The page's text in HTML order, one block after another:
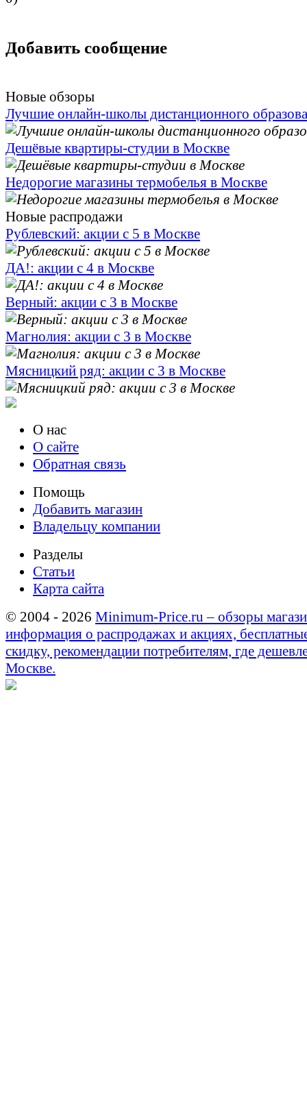
Добавить сообщение
Новые обзоры
Лучшие онлайн-школы дистанционного
Дешёвые квартиры-студии в Москве
Недорогие магазины термобелья в Москве
Новые распродажи
Рублевский: акции с 5 в Москве
ДА!: акции с 4 в Москве
Верный: акции с 3 в Москве
Магнолия: акции с 3 в Москве
Мясницкий ряд: акции с 3 в Москве
О нас
О сайте
Обратная связь
Помощь
Добавить магазин
Владельцу компании
Разделы
Статьи
Карта сайта
© 2004 - 2026 Minimum-Price.ru – обзоры
информация о распродажах и акциях,
скидку, рекомендации потребителям, где
Москве.